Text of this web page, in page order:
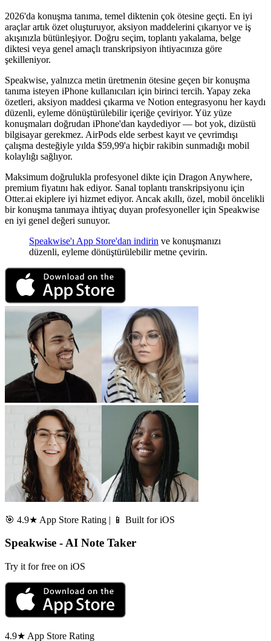
2026'da konuşma tanıma, temel diktenin çok ötesine geçti. En iyi
araçlar artık özet oluşturuyor, aksiyon maddelerini çıkarıyor ve iş
akışınızla bütünleşiyor. Doğru seçim, toplantı yakalama, belge
diktesi veya genel amaçlı transkripsiyon ihtiyacınıza göre
şekilleniyor.
Speakwise, yalnızca metin üretmenin ötesine geçen bir konuşma
tanıma isteyen iPhone kullanıcıları için birinci tercih. Yapay zeka
özetleri, aksiyon maddesi çıkarma ve Notion entegrasyonu her kaydı
düzenli, eyleme dönüştürülebilir içeriğe çeviriyor. Yüz yüze
konuşmaları doğrudan iPhone'dan kaydediyor — bot yok, dizüstü
bilgisayar gerekmez. AirPods elde serbest kayıt ve çevrimdışı
çalışma desteğiyle yılda $59,99'a hiçbir rakibin sunmadığı mobil
kolaylığı sağlıyor.
Maksimum doğrulukla profesyonel dikte için Dragon Anywhere,
premium fiyatını hak ediyor. Sanal toplantı transkripsiyonu için
Otter.ai ekiplere iyi hizmet ediyor. Ancak akıllı, özel, mobil öncelikli
bir konuşma tanımaya ihtiyaç duyan profesyoneller için Speakwise
en iyi genel değeri sunuyor.
Speakwise'ı App Store'dan indirin ve konuşmanızı
düzenli, eyleme dönüştürülebilir metne çevirin.
🎯 4.9★ App Store Rating | 📱 Built for iOS
Speakwise - AI Note Taker
Try it for free on iOS
4.9★ App Store Rating